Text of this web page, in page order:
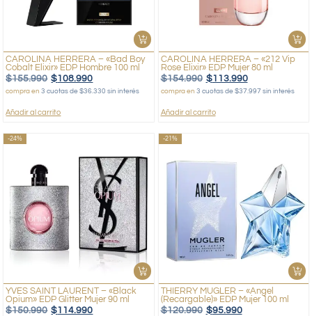
CAROLINA HERRERA – «Bad Boy
Cobalt Elixir» EDP Hombre 100 ml
$155.990 $108.990
compra en3 cuotas de $36.330 sin interés
Añadir al carrito
CAROLINA HERRERA – «212 Vip
Rose Elixir» EDP Mujer 80 ml
$154.990 $113.990
compra en 3 cuotas de $37.997 sin interés
Añadir al carrito
-24%
YVES SAINT LAURENT – «Black
Opium» EDP Glitter Mujer 90 ml
$150.990 $114.990
-21%
THIERRY MUGLER – «Angel
(Recargable)» EDP Mujer 100 ml
$120.990 $95.990